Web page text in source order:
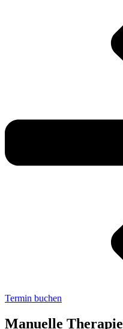
Termin buchen
Manuelle Therapie